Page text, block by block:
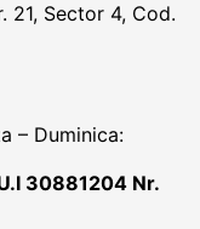
21, Sector 4, Cod.
– Duminica:
30881204 Nr.